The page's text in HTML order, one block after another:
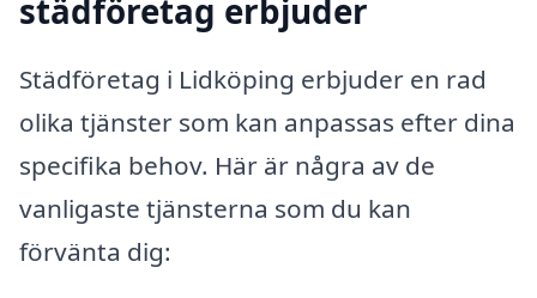
städföretag erbjuder
Städföretag i Lidköping erbjuder en rad
olika tjänster som kan anpassas efter dina
specifika behov. Här är några av de
vanligaste tjänsterna som du kan
förvänta dig: